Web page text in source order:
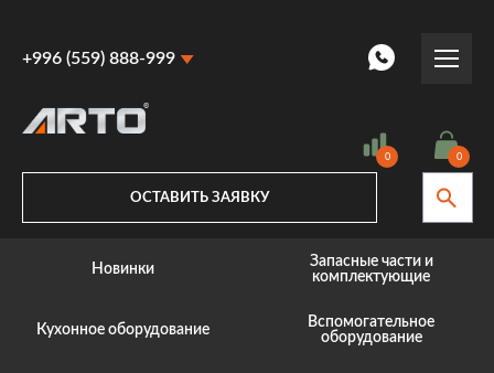
+996 (559) 888-999
+996 (559) 888-999
0 0
ОСТАВИТЬ ЗАЯВКУ
Новинки
Кухонное оборудование
Запасные части и
комплектующие
Вспомогательное
оборудование